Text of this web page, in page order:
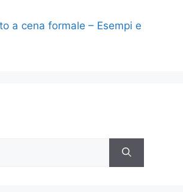
a cena formale – Esempi e